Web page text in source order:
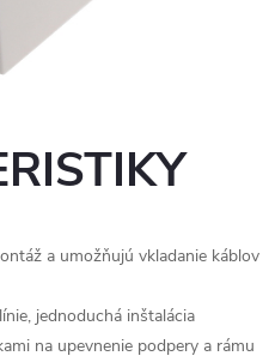
a umožňujú vkladanie káblov
jednoduchá inštalácia
na upevnenie podpery a rámu